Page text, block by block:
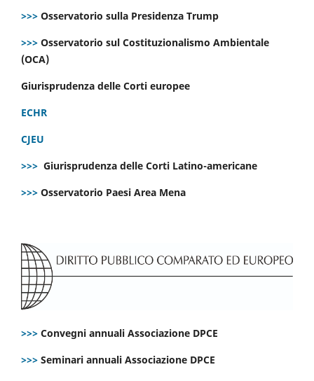
>>> Osservatorio sulla Presidenza Trump
>>> Osservatorio sul Costituzionalismo Ambientale
(OCA)
Giurisprudenza delle Corti europee
ECHR
CJEU
>>> Giurisprudenza delle Corti Latino-americane
>>> Osservatorio Paesi Area Mena
>>> Convegni annuali Associazione DPCE
>>> Seminari annuali Associazione DPCE